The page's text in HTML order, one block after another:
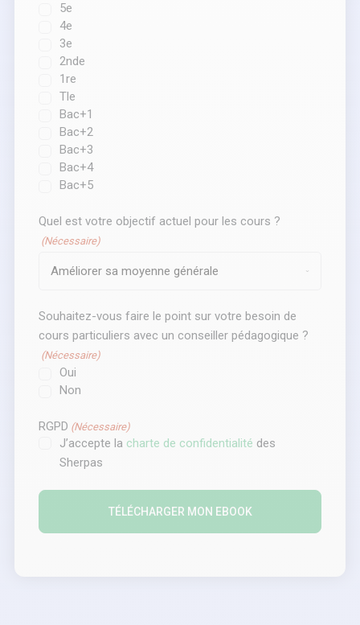
5e
4e
3e
2nde
1re
Tle
Bac+1
Bac+2
Bac+3
Bac+4
Bac+5
Quel est votre objectif actuel pour les cours ?
(Nécessaire)
Souhaitez-vous faire le point sur votre besoin de
cours particuliers avec un conseiller pédagogique ?
(Nécessaire)
Oui
Non
RGPD (Nécessaire)
J’accepte la charte de confidentialité des
Sherpas